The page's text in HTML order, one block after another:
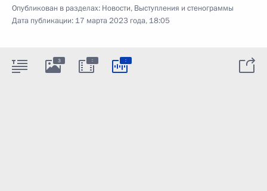
Опубликован в разделах: Новости, Выступления и стенограммы
Дата публикации: 17 марта 2023 года, 18:05
3 : :